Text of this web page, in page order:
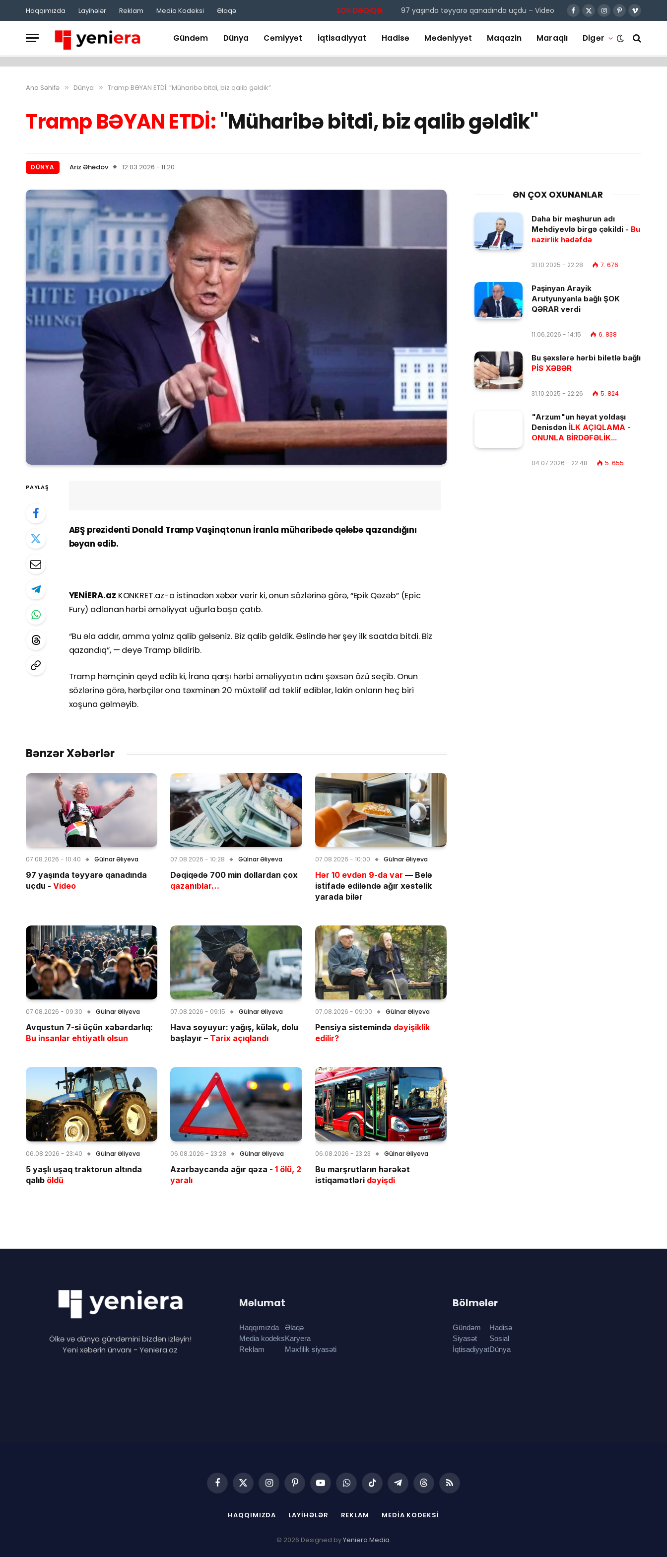
Haqqımızda Layihələr Reklam Media Kodeksi Əlaqə SON DƏQİQƏ: 97 yaşında təyyarə qanadında uçdu – Video Facebook
X
Instagram
Pinterest
Vimeo
Gündəm Dünya Cəmiyyət İqtisadiyyat Hadisə Mədəniyyət Maqazin Maraqlı Digər
Ana Səhifə » Dünya » Tramp BƏYAN ETDİ: “Müharibə bitdi, biz qalib gəldik”
Tramp BƏYAN ETDİ:"Müharibə bitdi, biz qalib gəldik"
DÜNYA Ariz Əhədov 12.03.2026 - 11:20
PAYLAŞ
ABŞ prezidenti Donald Tramp Vaşinqtonun İranla müharibədə qələbə qazandığını
bəyan edib.
YENİERA.az KONKRET.az-a istinadən xəbər verir ki, onun sözlərinə görə, “Epik Qəzəb” (Epic
Fury) adlanan hərbi əməliyyat uğurla başa çatıb.
“Bu əla addır, amma yalnız qalib gəlsəniz. Biz qalib gəldik. Əslində hər şey ilk saatda bitdi. Biz
qazandıq”, — deyə Tramp bildirib.
Tramp həmçinin qeyd edib ki, İrana qarşı hərbi əməliyyatın adını şəxsən özü seçib. Onun
sözlərinə görə, hərbçilər ona təxminən 20 müxtəlif ad təklif ediblər, lakin onların heç biri
xoşuna gəlməyib.
Bənzər Xəbərlər
07.08.2026 - 10:40 Gülnar Əliyeva
97 yaşında təyyarə qanadında
uçdu - Video
07.08.2026 - 10:28 Gülnar Əliyeva
Dəqiqədə 700 min dollardan çox
qazanıblar…
07.08.2026 - 10:00 Gülnar Əliyeva
Hər 10 evdən 9-da var — Belə
istifadə ediləndə ağır xəstəlik
yarada bilər
07.08.2026 - 09:30 Gülnar Əliyeva
Avqustun 7-si üçün xəbərdarlıq:
Bu insanlar ehtiyatlı olsun
07.08.2026 - 09:15 Gülnar Əliyeva
Hava soyuyur: yağış, külək, dolu
başlayır – Tarix açıqlandı
07.08.2026 - 09:00 Gülnar Əliyeva
Pensiya sistemində dəyişiklik
edilir?
06.08.2026 - 23:40 Gülnar Əliyeva
5 yaşlı uşaq traktorun altında
qalıb öldü
06.08.2026 - 23:28 Gülnar Əliyeva
Azərbaycanda ağır qəza -1 ölü, 2
yaralı
06.08.2026 - 23:23 Gülnar Əliyeva
Bu marşrutların hərəkət
istiqamətləri dəyişdi
ƏN ÇOX OXUNANLAR
Daha bir məşhurun adı
Mehdiyevlə birgə çəkildi - Bu
nazirlik hədəfdə
31.10.2025 - 22:28 7. 676
Paşinyan Arayik
Arutyunyanla bağlı ŞOK
QƏRAR verdi
11.06.2026 - 14:15 6. 838
Bu şəxslərə hərbi biletlə bağlı
PİS XƏBƏR
31.10.2025 - 22:26 5. 824
"Arzum"un həyat yoldaşı
Denisdən İLK AÇIQLAMA -
ONUNLA BİRDƏFƏLİK...
04.07.2026 - 22:48 5. 655
Ölkə və dünya gündəmini bizdən izləyin!
Yeni xəbərin ünvanı - Yeniera.az
Məlumat
Haqqımızda
Media kodeks
Reklam
Əlaqə
Karyera
Məxfilik siyasəti
Bölmələr
Gündəm
Siyasət
İqtisadiyyat
Hadisə
Sosial
Dünya
Facebook
X
(Twitter)
InstagramPinterestYouTubeWhatsAppTikTok TelegramThreadsRSS
HAQQIMIZDA LAYIHƏLƏR REKLAM MEDIA KODEKSI
© 2026 Designed byYeniera Media.